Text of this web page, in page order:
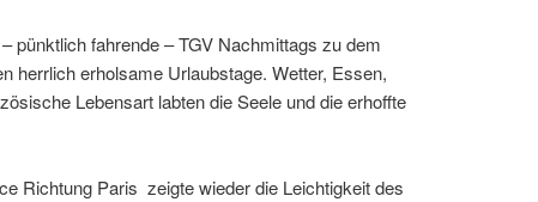
pünktlich fahrende – TGV Nachmittags zu dem
herrlich erholsame Urlaubstage. Wetter, Essen,
Lebensart labten die Seele und die erhoffte
Richtung Paris zeigte wieder die Leichtigkeit des